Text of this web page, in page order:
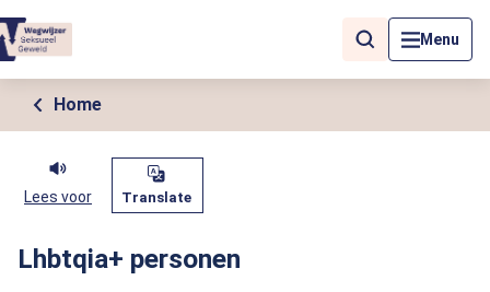
Menu
Als de resultaten voor automatisch aanvullen beschikbaar zijn,
Home
Lees voor Translate
Lhbtqia+ personen